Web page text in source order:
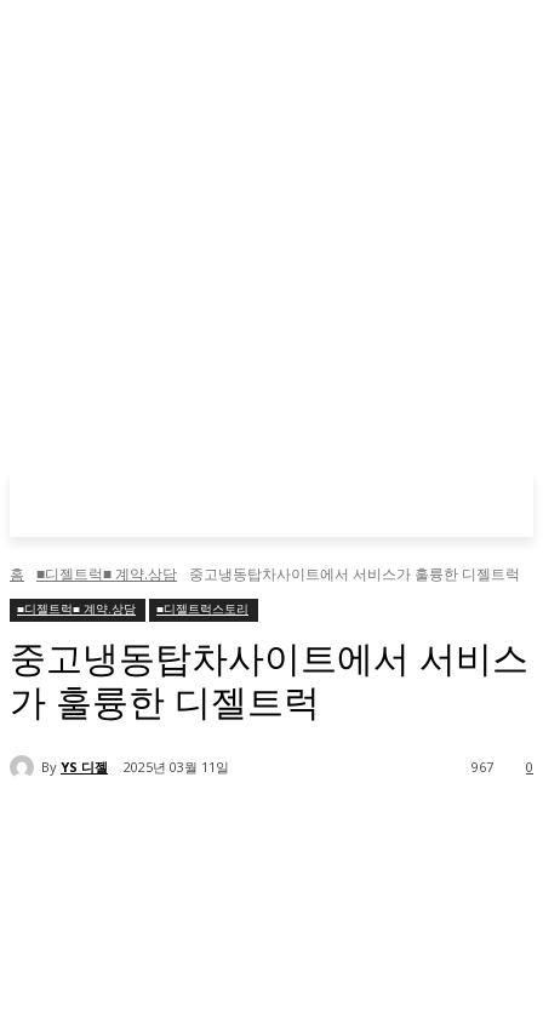
홈 ■디젤트럭■ 계약.상담 중고냉동탑차사이트에서 서비스가 훌륭한 디젤트럭
■디젤트럭■ 계약.상담 ■디젤트럭스토리
중고냉동탑차사이트에서 서비스
가 훌륭한 디젤트럭
By YS 디젤 2025년 03월 11일 0
967